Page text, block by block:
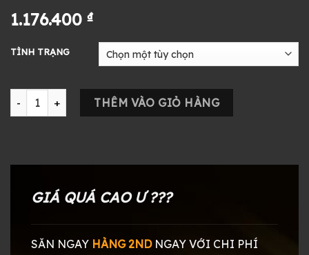
1.176.400 ₫
TÌNH TRẠNG
VE Zen LL Likenew Nobox số lượng
THÊM VÀO GIỎ HÀNG
GIÁ QUÁ CAO Ư ???
SĂN NGAY HÀNG 2NDNGAY VỚI CHI PHÍ